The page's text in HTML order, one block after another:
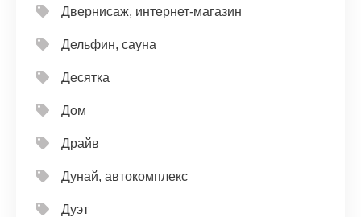
Двернисаж, интернет-магазин
Дельфин, сауна
Десятка
Дом
Драйв
Дунай, автокомплекс
Дуэт